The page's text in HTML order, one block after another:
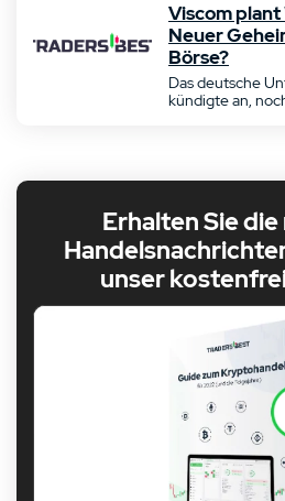
Viscom plant
Neuer
Börse?
Das deutsche
kündigte an,
Erhalten Sie
unser